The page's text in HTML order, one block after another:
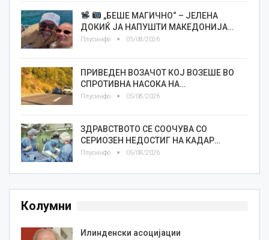
„БЕШЕ МАГИЧНО“ – ЈЕЛЕНА
ДОКИЌ ЈА НАПУШТИ МАКЕДОНИЈА…
Плусинфо 05/08/2026
ПРИВЕДЕН ВОЗАЧОТ КОЈ ВОЗЕШЕ ВО
СПРОТИВНА НАСОКА НА…
Плусинфо 05/08/2026
ЗДРАВСТВОТО СЕ СООЧУВА СО
СЕРИОЗЕН НЕДОСТИГ НА КАДАР…
Плусинфо 05/08/2026
Колумни
Илинденски асоцијации